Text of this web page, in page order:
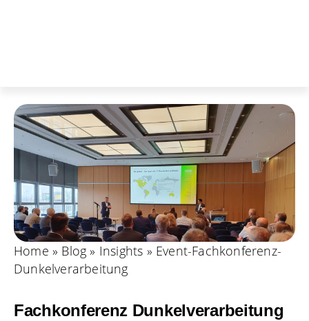
Home » Blog » Insights » Event-Fachkonferenz-
Dunkelverarbeitung
Fachkonferenz Dunkelverarbeitung